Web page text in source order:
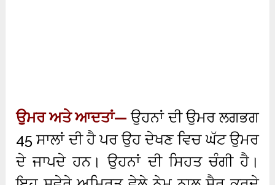
ਉਮਰ ਅਤੇ ਆਦਤਾਂ— ਉਹਨਾਂ ਦੀ ਉਮਰ ਲਗਭਗ
45 ਸਾਲਾਂ ਦੀ ਹੈ ਪਰ ਉਹ ਦੇਖਣ ਵਿਚ ਘੱਟ ਉਮਰ
ਦੇ ਜਾਪਦੇ ਹਨ। ਉਹਨਾਂ ਦੀ ਸਿਹਤ ਚੰਗੀ ਹੈ।